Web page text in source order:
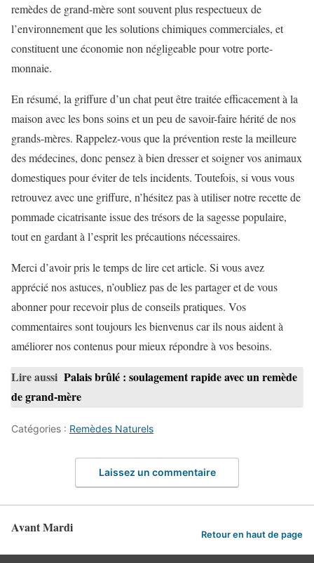
remèdes de grand-mère sont souvent plus respectueux de
l’environnement que les solutions chimiques commerciales, et
constituent une économie non négligeable pour votre porte-
monnaie.
En résumé, la griffure d’un chat peut être traitée efficacement à la
maison avec les bons soins et un peu de savoir-faire hérité de nos
grands-mères. Rappelez-vous que la prévention reste la meilleure
des médecines, donc pensez à bien dresser et soigner vos animaux
domestiques pour éviter de tels incidents. Toutefois, si vous vous
retrouvez avec une griffure, n’hésitez pas à utiliser notre recette de
pommade cicatrisante issue des trésors de la sagesse populaire,
tout en gardant à l’esprit les précautions nécessaires.
Merci d’avoir pris le temps de lire cet article. Si vous avez
apprécié nos astuces, n’oubliez pas de les partager et de vous
abonner pour recevoir plus de conseils pratiques. Vos
commentaires sont toujours les bienvenus car ils nous aident à
améliorer nos contenus pour mieux répondre à vos besoins.
Lire aussi Palais brûlé : soulagement rapide avec un remède
de grand-mère
Catégories : Remèdes Naturels
Laissez un commentaire
Avant Mardi Retour en haut de page